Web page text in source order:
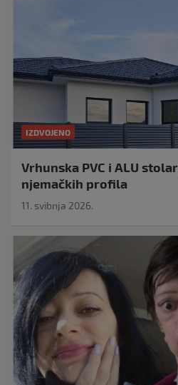
IZDVOJENO
Vrhunska PVC i ALU
njemačkih profila
11. svibnja 2026.